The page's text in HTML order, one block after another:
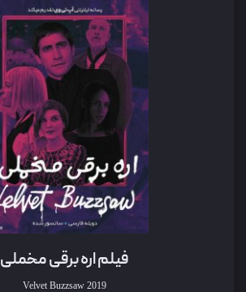
فیلم اره برقی مخملی
Velvet Buzzsaw 2019